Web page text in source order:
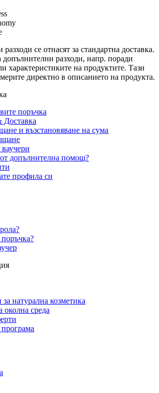
се отнасят за стандартна доставка.
разходи, напр. поради
характеристиките на продуктите. Тази
директно в описанието на продукта.
поръчка
и възстановяване на сума
допълнителна помощ?
профила си
натурална козметика
среда